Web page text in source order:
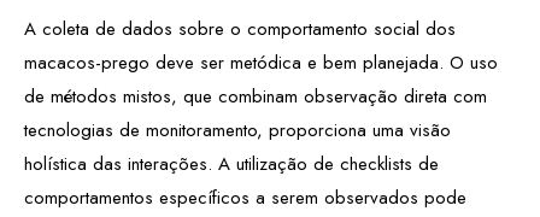
A coleta de dados sobre o comportamento social dos
macacos-prego deve ser metódica e bem planejada. O uso
de métodos mistos, que combinam observação direta com
tecnologias de monitoramento, proporciona uma visão
holística das interações. A utilização de checklists de
comportamentos específicos a serem observados pode